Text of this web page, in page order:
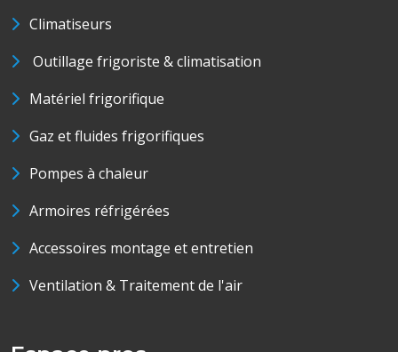
Climatiseurs
Outillage frigoriste & climatisation
Matériel frigorifique
Gaz et fluides frigorifiques
Pompes à chaleur
Armoires réfrigérées
Accessoires montage et entretien
Ventilation & Traitement de l'air